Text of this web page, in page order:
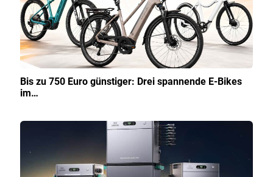
Bis zu 750 Euro günstiger: Drei spannende E-Bikes
im…